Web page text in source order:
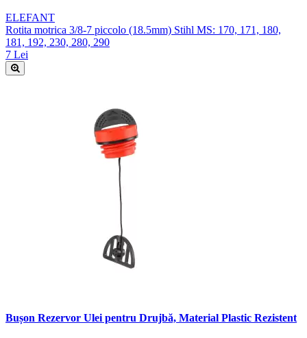
ELEFANT
Rotita motrica 3/8-7 piccolo (18.5mm) Stihl MS: 170, 171, 180,
181, 192, 230, 280, 290
7 Lei
Bușon Rezervor Ulei pentru Drujbă, Material Plastic Rezistent